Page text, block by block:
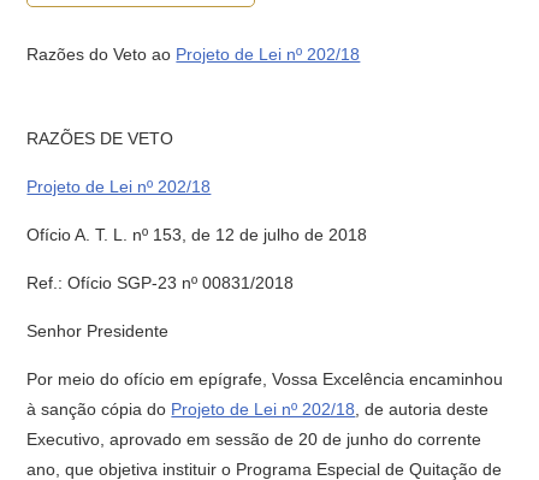
Razões do Veto ao Projeto de Lei nº 202/18
RAZÕES DE VETO
Projeto de Lei nº 202/18
Ofício A. T. L. nº 153, de 12 de julho de 2018
Ref.: Ofício SGP-23 nº 00831/2018
Senhor Presidente
Por meio do ofício em epígrafe, Vossa Excelência encaminhou
à sanção cópia do Projeto de Lei nº 202/18 , de autoria deste
Executivo, aprovado em sessão de 20 de junho do corrente
ano, que objetiva instituir o Programa Especial de Quitação de